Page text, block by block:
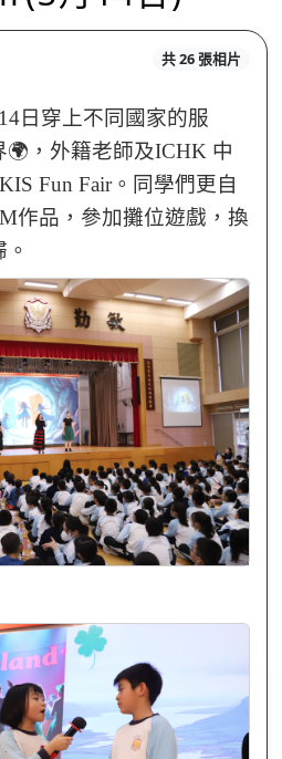
共 26 張相片
日穿上不同國家的服
，外籍老師及ICHK 中
Fun Fair。同學們更自
作品，參加攤位遊戲，換